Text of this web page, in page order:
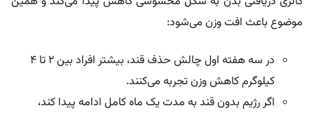
موضوع باعث افت وزن می‌شود:
در سه هفته اول چالش حذف قند، بیشتر افراد بین ۲ تا ۴
کیلوگرم کاهش وزن تجربه می‌کنند.
اگر رژیم بدون قند به مدت یک ماه کامل ادامه پیدا کند،